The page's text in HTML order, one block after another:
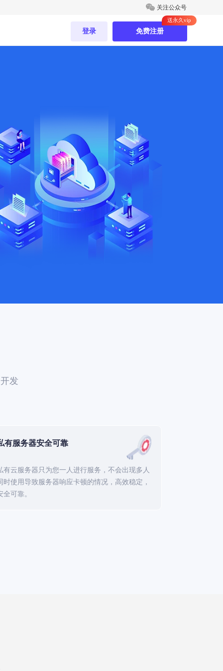
关注公众号
登录 免费注册
发
有服务器安全可靠
有云服务器只为您一人进行服务，不会出现多人
时使用导致服务器响应卡顿的情况，高效稳定，
全可靠。